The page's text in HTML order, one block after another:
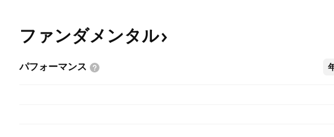
ファンダメンタル
パフォーマンス